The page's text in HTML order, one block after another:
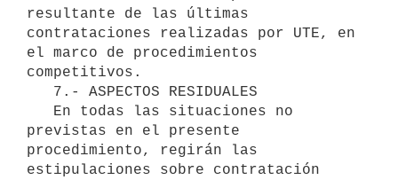
resultante de las últimas
contrataciones realizadas por UTE, en
el marco de procedimientos
competitivos.
previstas en el presente
procedimiento, regirán las
estipulaciones sobre contratación